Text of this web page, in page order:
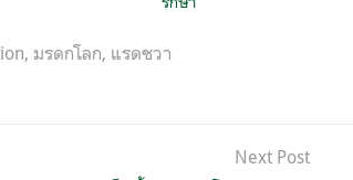
, มรดกโลก, แรดชวา
Next Post